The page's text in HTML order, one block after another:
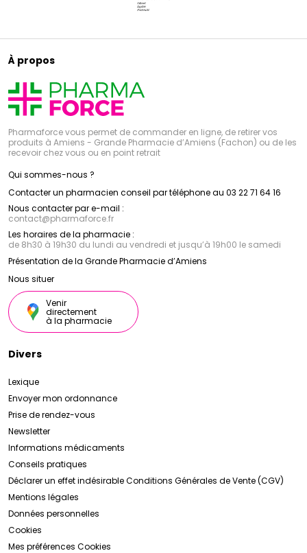
À propos
Pharmaforce vous permet de commander en ligne, de retirer vos
produits à Amiens - Grande Pharmacie d’Amiens (Fachon) ou de les
recevoir chez vous ou en point retrait
Qui sommes-nous ?
Contacter un pharmacien conseil par téléphone au 03 22 71 64 16
Nous contacter par e-mail :
contact@pharmaforce.fr
Les horaires de la pharmacie :
de 8h30 à 19h30 du lundi au vendredi et jusqu’à 19h00 le samedi
Présentation de la Grande Pharmacie d’Amiens
Nous situer
Venir
directement
à la pharmacie
Divers
Lexique
Envoyer mon ordonnance
Prise de rendez-vous
Newsletter
Informations médicaments
Conseils pratiques
Déclarer un effet indésirableConditions Générales de Vente (CGV)
Mentions légales
Données personnelles
Cookies
Mes préférences Cookies